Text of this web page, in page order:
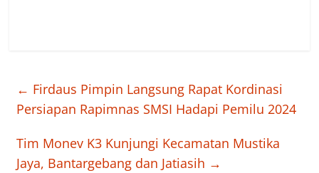
← Firdaus Pimpin Langsung Rapat Kordinasi
Persiapan Rapimnas SMSI Hadapi Pemilu 2024
Tim Monev K3 Kunjungi Kecamatan Mustika
Jaya, Bantargebang dan Jatiasih →